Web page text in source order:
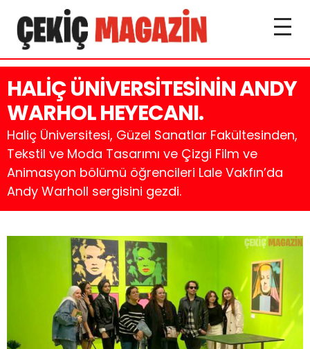
HALİÇ ÜNİVERSİTESİNİN ANDY
WARHOL HEYECANI.
Haliç Üniversitesi, Güzel Sanatlar Fakültesinden,
Tekstil ve Moda Tasarımı ve Çizgi Film ve
Animasyon bölümü öğrencileri Lale Vakfın’da
Andy Warholl sergisini gezdi.